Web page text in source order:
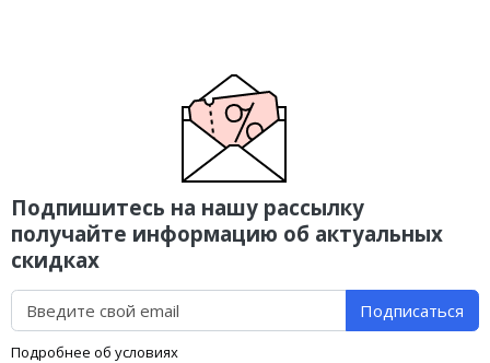
Подпишитесь на нашу рассылку
получайте информацию об актуальных
скидках
Подписаться
Подробнее об условиях